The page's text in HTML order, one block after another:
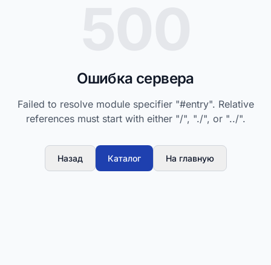
Ошибка сервера
Failed to resolve module specifier "#entry". Relative
references must start with either "/", "./", or "../".
Назад Каталог На главную